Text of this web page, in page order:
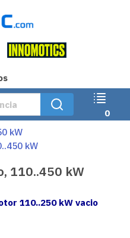
0
kW
kW
110..450 kW
110..250 kW vacio